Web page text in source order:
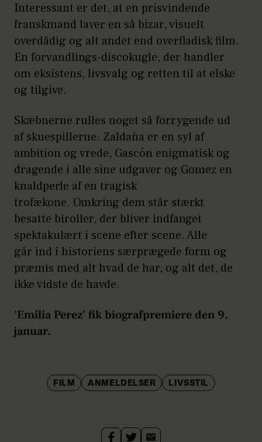
Interessant er det, at en prisvindende
franskmand laver en så bizar, visuelt
overdådig og alt andet end overfladisk film.
En forvandlings-discokugle, der handler
om eksistens, livsvalg og retten til at elske
og tilgive.
Skæbnerne rulles noget så forrygende ud
af skuespillerne: Zaldaña er en syl af
ambition og vrede, Gascón enigmatisk og
dragende i alle sine udgaver og Gomez en
knaldperle af en tragisk
trofækone. Omkring dem står stærkt
besatte biroller, der bliver indfanget
spektakulært i scene efter scene. Alle
går ind i historiens særprægede form og
præmis med alt hvad de har, og alt det, de
ikke vidste de havde.
'Emilia Perez' fik biografpremiere den 9.
januar.
FILM ANMELDELSER LIVSSTIL